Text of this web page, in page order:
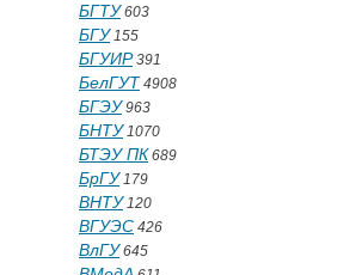
БГТУ603
БГУ155
БГУИР391
БелГУТ 4908
БГЭУ963
БНТУ1070
БТЭУ ПК 689
БрГУ179
ВНТУ120
ВГУЭС 426
ВлГУ645